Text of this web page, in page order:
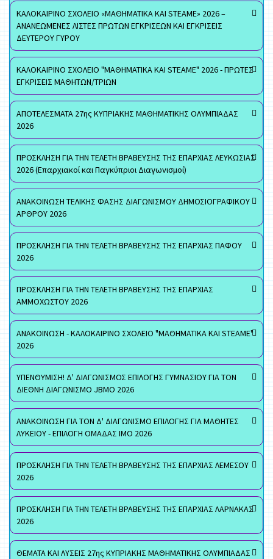
ΚΑΛΟΚΑΙΡΙΝΟ ΣΧΟΛΕΙΟ «ΜΑΘΗΜΑΤΙΚΑ ΚΑΙ STEAME» 2026 –
ΑΝΑΝΕΩΜΕΝΕΣ ΛΙΣΤΕΣ ΠΡΩΤΩΝ ΕΓΚΡΙΣΕΩΝ ΚΑΙ ΕΓΚΡΙΣΕΙΣ
ΔΕΥΤΕΡΟΥ ΓΥΡΟΥ
ΚΑΛΟΚΑΙΡΙΝΟ ΣΧΟΛΕΙΟ "ΜΑΘΗΜΑΤΙΚΑ ΚΑΙ STEAME" 2026 - ΠΡΩΤΕΣ
ΕΓΚΡΙΣΕΙΣ ΜΑΘΗΤΩΝ/ΤΡΙΩΝ
ΑΠΟΤΕΛΕΣΜΑΤΑ 27ης ΚΥΠΡΙΑΚΗΣ ΜΑΘΗΜΑΤΙΚΗΣ ΟΛΥΜΠΙΑΔΑΣ
2026
ΠΡΟΣΚΛΗΣΗ ΓΙΑ ΤΗΝ ΤΕΛΕΤΗ ΒΡΑΒΕΥΣΗΣ ΤΗΣ ΕΠΑΡΧΙΑΣ ΛΕΥΚΩΣΙΑΣ
2026 (Επαρχιακοί και Παγκύπριοι Διαγωνισμοί)
ΑΝΑΚΟΙΝΩΣΗ ΤΕΛΙΚΗΣ ΦΑΣΗΣ ΔΙΑΓΩΝΙΣΜΟΥ ΔΗΜΟΣΙΟΓΡΑΦΙΚΟΥ
ΑΡΘΡΟΥ 2026
ΠΡΟΣΚΛΗΣΗ ΓΙΑ ΤΗΝ ΤΕΛΕΤΗ ΒΡΑΒΕΥΣΗΣ ΤΗΣ ΕΠΑΡΧΙΑΣ ΠΑΦΟΥ
2026
ΠΡΟΣΚΛΗΣΗ ΓΙΑ ΤΗΝ ΤΕΛΕΤΗ ΒΡΑΒΕΥΣΗΣ ΤΗΣ ΕΠΑΡΧΙΑΣ
ΑΜΜΟΧΩΣΤΟΥ 2026
ΑΝΑΚΟΙΝΩΣΗ - ΚΑΛΟΚΑΙΡΙΝΟ ΣΧΟΛΕΙΟ "ΜΑΘΗΜΑΤΙΚΑ ΚΑΙ STEAME"
2026
ΥΠΕΝΘΥΜΙΣΗ! Δ' ΔΙΑΓΩΝΙΣΜΟΣ ΕΠΙΛΟΓΗΣ ΓΥΜΝΑΣΙΟΥ ΓΙΑ ΤΟΝ
ΔΙΕΘΝΗ ΔΙΑΓΩΝΙΣΜΟ JBMO 2026
ΑΝΑΚΟΙΝΩΣΗ ΓΙΑ ΤΟΝ Δ' ΔΙΑΓΩΝΙΣΜΟ ΕΠΙΛΟΓΗΣ ΓΙΑ ΜΑΘΗΤΕΣ
ΛΥΚΕΙΟΥ - ΕΠΙΛΟΓΗ ΟΜΑΔΑΣ ΙΜΟ 2026
ΠΡΟΣΚΛΗΣΗ ΓΙΑ ΤΗΝ ΤΕΛΕΤΗ ΒΡΑΒΕΥΣΗΣ ΤΗΣ ΕΠΑΡΧΙΑΣ ΛΕΜΕΣΟΥ
2026
ΠΡΟΣΚΛΗΣΗ ΓΙΑ ΤΗΝ ΤΕΛΕΤΗ ΒΡΑΒΕΥΣΗΣ ΤΗΣ ΕΠΑΡΧΙΑΣ ΛΑΡΝΑΚΑΣ
2026
ΘΕΜΑΤΑ ΚΑΙ ΛΥΣΕΙΣ 27ης ΚΥΠΡΙΑΚΗΣ ΜΑΘΗΜΑΤΙΚΗΣ ΟΛΥΜΠΙΑΔΑΣ